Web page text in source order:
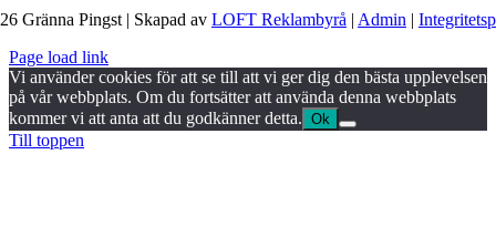
Gränna Pingst | Skapad av LOFT Reklambyrå | Admin |
Page load link
Vi använder cookies för att se till att vi ger dig den bästa upplevelsen
på vår webbplats. Om du fortsätter att använda denna webbplats
kommer vi att anta att du godkänner detta. Ok
Till toppen